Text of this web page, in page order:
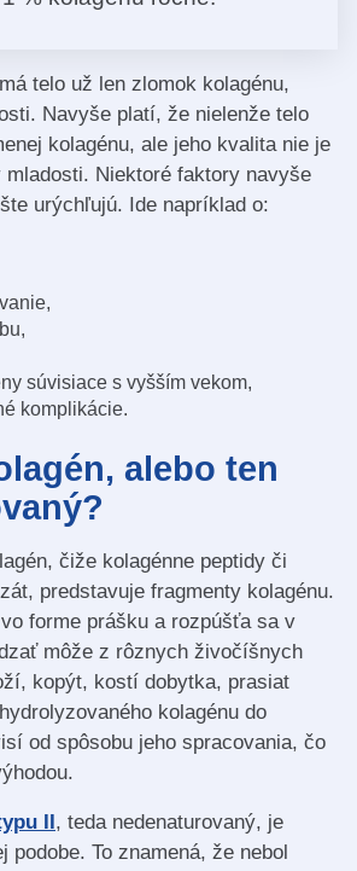
telo už len zlomok kolagénu,
Navyše platí, že nielenže telo
kolagénu, ale jeho kvalita nie je
Niektoré faktory navyše
urýchľujú. Ide napríklad o:
súvisiace s vyšším vekom,
komplikácie.
alebo ten
čiže kolagénne peptidy či
predstavuje fragmenty kolagénu.
forme prášku a rozpúšťa sa v
môže z rôznych živočíšnych
kopýt, kostí dobytka, prasiat
kolagénu do
od spôsobu jeho spracovania, čo
II, teda nedenaturovaný, je
podobe. To znamená, že nebol